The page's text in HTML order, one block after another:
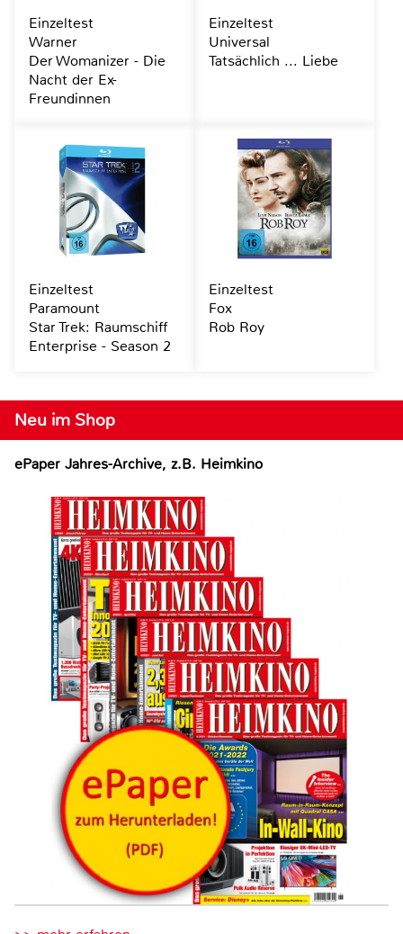
Neu im Shop
ePaper Jahres-Archive, z.B. Heimkino
Einzeltest
Warner
Der Womanizer - Die
Nacht der Ex-
Freundinnen
Einzeltest
Universal
Tatsächlich ... Liebe
Einzeltest
Paramount
Star Trek: Raumschiff
Enterprise - Season 2
Einzeltest
Fox
Rob Roy